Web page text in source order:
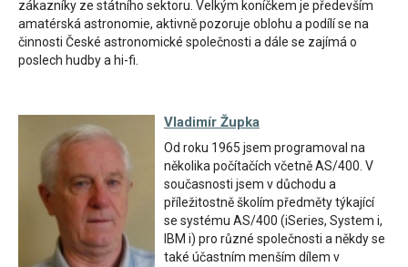
zákazníky ze státního sektoru. Velkým koníčkem je především
amatérská astronomie, aktivně pozoruje oblohu a podílí se na
činnosti České astronomické společnosti a dále se zajímá o
poslech hudby a hi-fi.
Vladimír Župka
Od roku 1965 jsem programoval na
několika počítačích včetně AS/400. V
současnosti jsem v důchodu a
příležitostně školím předměty týkající
se systému AS/400 (iSeries, System i,
IBM i) pro různé společnosti a někdy se
také účastním menším dílem v